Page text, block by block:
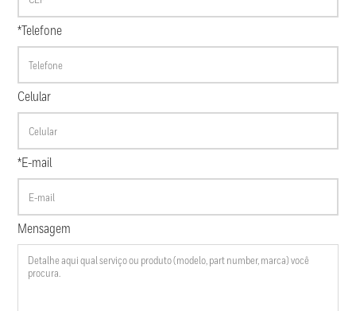
*Telefone
Celular
*E-mail
Mensagem